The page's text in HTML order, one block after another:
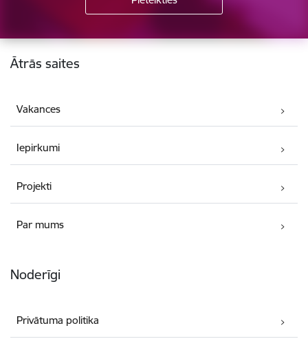
Kājene
Ātrās saites
Vakances
Iepirkumi
Projekti
Par mums
Noderīgi
Privātuma politika